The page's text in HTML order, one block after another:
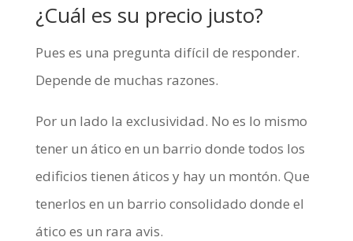
¿Cuál es su precio justo?
Pues es una pregunta difícil de responder.
Depende de muchas razones.
Por un lado la exclusividad. No es lo mismo
tener un ático en un barrio donde todos los
edificios tienen áticos y hay un montón. Que
tenerlos en un barrio consolidado donde el
ático es un rara avis.